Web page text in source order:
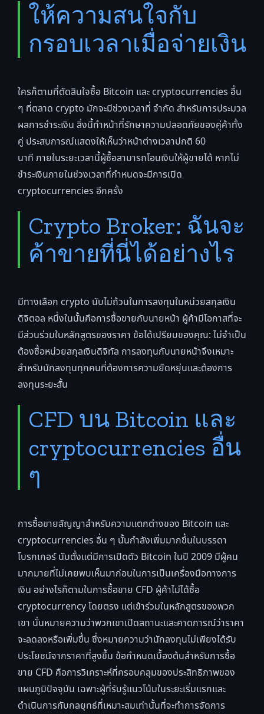
ให้ความสนใจกับ
กรอบเวลาเมื่อจ่ายเงิน
ใครก็ตามที่ตัดสินใจซื้อ Bitcoin และ cryptocurrencies อื่น
ๆ ที่ตลาด crypto มักจะมีช่วงเวลาที่ จำกัด สำหรับการประมวล
ผลการชำระเงิน สิ่งนี้ทำหน้าที่รักษาความปลอดภัยของคู่ค้าทั้ง
คู่ ประสบการณ์แสดงให้เห็นว่าหน้าต่างเวลาปกติ 60
นาที ภายในระยะเวลานี้ผู้ซื้อสามารถโอนเงินให้ผู้ขายได้ หากไม่
ชำระเงินภายในช่วงเวลาที่กำหนดจะมีการเปิด
cryptocurrencies อีกครั้ง
Crypto Broker: ฉันจะ
ค้าขายที่นี่ได้อย่างไร
มีทางเลือก crypto นับไม่ถ้วนในการลงทุนในหน่วยสกุลเงิน
ดิจิตอล หนึ่งในนั้นคือการซื้อขายกับนายหน้า ผู้ค้ามีโอกาสที่จะ
มีส่วนร่วมในหลักสูตรของราคา ข้อได้เปรียบของคุณ: ไม่จำเป็น
ต้องซื้อหน่วยสกุลเงินดิจิทัล การลงทุนกับนายหน้าจึงเหมาะ
สำหรับนักลงทุนทุกคนที่ต้องการความยืดหยุ่นและต้องการ
ลงทุนระยะสั้น
CFD บน Bitcoin และ
cryptocurrencies อื่น
ๆ
การซื้อขายสัญญาสำหรับความแตกต่างของ Bitcoin และ
cryptocurrencies อื่น ๆ นั้นกำลังเพิ่มมากขึ้นในบรรดา
โบรกเกอร์ นับตั้งแต่มีการเปิดตัว Bitcoin ในปี 2009 มีผู้คน
มากมายที่ไม่เคยพบเห็นมาก่อนในการเป็นเครื่องมือทางการ
เงิน อย่างไรก็ตามในการซื้อขาย CFD ผู้ค้าไม่ได้ซื้อ
cryptocurrency โดยตรง แต่เข้าร่วมในหลักสูตรของพวก
เขา นั่นหมายความว่าพวกเขาเปิดสถานะและคาดการณ์ว่าราคา
จะลดลงหรือเพิ่มขึ้น ซึ่งหมายความว่านักลงทุนไม่เพียงได้รับ
ประโยชน์จากราคาที่สูงขึ้น ข้อกำหนดเบื้องต้นสำหรับการซื้อ
ขาย CFD คือการวิเคราะห์ที่ครอบคลุมของประสิทธิภาพของ
แผนภูมิปัจจุบัน เฉพาะผู้ที่รับรู้แนวโน้มในระยะเริ่มแรกและ
ดำเนินการกับกลยุทธ์ที่เหมาะสมเท่านั้นที่จะทำการจัดการ